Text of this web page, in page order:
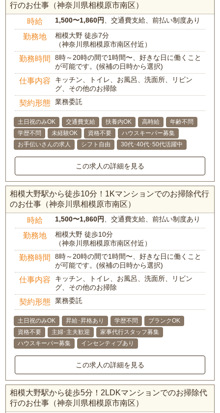
行のお仕事（神奈川県相模原市南区）
時給 1,500〜1,860円 、交通費支給、前払い制度あり
勤務地
相模大野 徒歩7分
（神奈川県相模原市南区付近）
勤務時間
8時～20時の間で1時間〜、好きな日に働くこと
が可能です。(候補の日時から選択)
仕事内容
キッチン、トイレ、お風呂、洗面所、リビン
グ、その他のお掃除
契約形態 業務委託
土日祝のみOK 交通費支給 扶養内OK 高時給
年齢不問
学歴不問
未経験OK 資格不要
ハウスキーパー募集
お手伝いさんの求人
シフト自由 30代･40代･50代活躍中
この求人の詳細を見る
相模大野駅から徒歩10分！1Kマンションでのお掃除代行
のお仕事（神奈川県相模原市南区）
時給 1,500〜1,860円 、交通費支給、前払い制度あり
勤務地
相模大野 徒歩10分
（神奈川県相模原市南区付近）
勤務時間
8時～20時の間で1時間〜、好きな日に働くこと
が可能です。(候補の日時から選択)
仕事内容
キッチン、トイレ、お風呂、洗面所、リビン
グ、その他のお掃除
契約形態 業務委託
土日祝のみOK 昇給･昇格あり 学歴不問
ブランクOK
資格不要
主婦･主夫歓迎
家事代行スタッフ募集
ハウスキーパー募集
インセンティブあり
この求人の詳細を見る
相模大野駅から徒歩5分！2LDKマンションでのお掃除代
行のお仕事（神奈川県相模原市南区）